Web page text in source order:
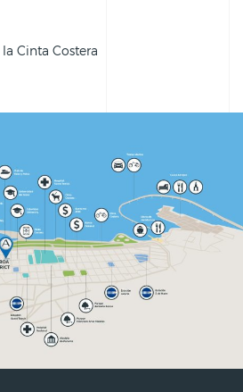
Cinta Costera